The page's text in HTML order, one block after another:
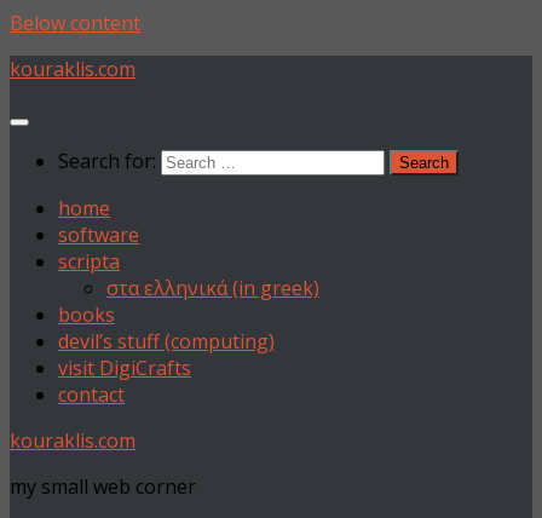
Below content
kouraklis.com
Search for:
home
software
scripta
στα ελληνικά (in greek)
books
devil’s stuff (computing)
visit DigiCrafts
contact
kouraklis.com
my small web corner